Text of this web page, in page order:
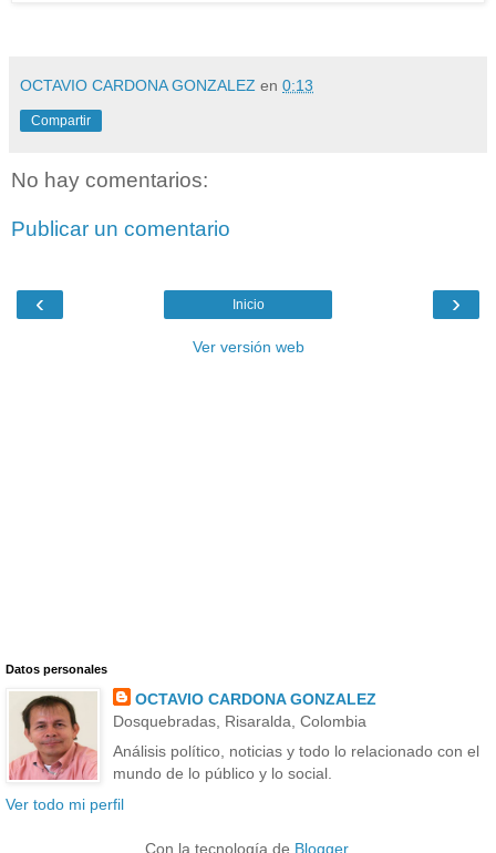
OCTAVIO CARDONA GONZALEZ en 0:13
Compartir
No hay comentarios:
Publicar un comentario
‹ ›
Inicio
Ver versión web
Datos personales
OCTAVIO CARDONA GONZALEZ
Dosquebradas, Risaralda, Colombia
Análisis político, noticias y todo lo relacionado con el
mundo de lo público y lo social.
Ver todo mi perfil
Con la tecnología de Blogger.